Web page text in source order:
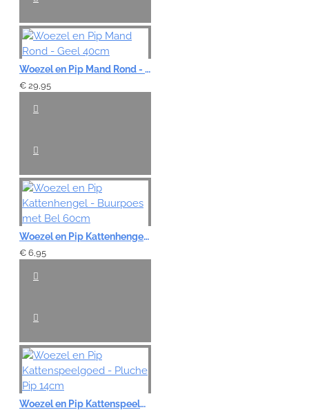
Woezel en Pip Mand Rond - Geel 40cm
€ 29,95
Woezel en Pip Kattenhengel - Buurpoes met Bel 60cm
€ 6,95
Woezel en Pip Kattenspeelgoed - Pluche Pip 14cm